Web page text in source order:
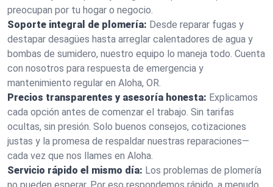
preocupan por tu hogar o negocio.
Soporte integral de plomería: Desde reparar fugas y
destapar desagües hasta arreglar calentadores de agua y
bombas de sumidero, nuestro equipo lo maneja todo. Cuenta
con nosotros para respuesta de emergencia y
mantenimiento regular en Aloha, OR.
Precios transparentes y asesoría honesta: Explicamos
cada opción antes de comenzar el trabajo. Sin tarifas
ocultas, sin presión. Solo buenos consejos, cotizaciones
justas y la promesa de respaldar nuestras reparaciones—
cada vez que nos llames en Aloha.
Servicio rápido el mismo día: Los problemas de plomería